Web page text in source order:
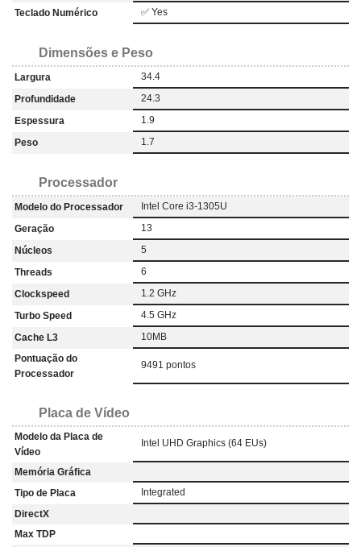
Teclado Numérico
✅ Yes
Dimensões e Peso
Largura
34.4
Profundidade
24.3
Espessura
1.9
Peso
1.7
Processador
Modelo do Processador
Intel Core i3-1305U
Geração
13
Núcleos
5
Threads
6
Clockspeed
1.2 GHz
Turbo Speed
4.5 GHz
Cache L3
10MB
Pontuação do
Processador
9491 pontos
Placa de Vídeo
Modelo da Placa de
Vídeo
Intel UHD Graphics (64 EUs)
Memória Gráfica
Tipo de Placa
Integrated
DirectX
Max TDP